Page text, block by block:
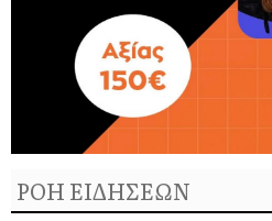
ΡΟΗ ΕΙΔΗΣΕΩΝ